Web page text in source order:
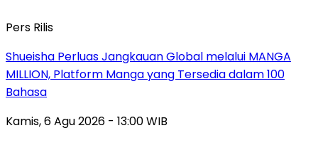
Pers Rilis
Shueisha Perluas Jangkauan Global melalui MANGA
MILLION, Platform Manga yang Tersedia dalam 100
Bahasa
Kamis, 6 Agu 2026 - 13:00 WIB